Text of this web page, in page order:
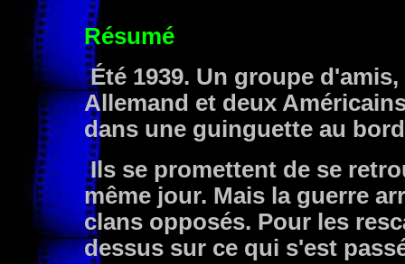
Résumé
Été 1939. Un groupe
Allemand et deux
dans une guinguette au
Ils se promettent de se
même jour. Mais la guerre
clans opposés. Pour les
dessus sur ce qui s'est